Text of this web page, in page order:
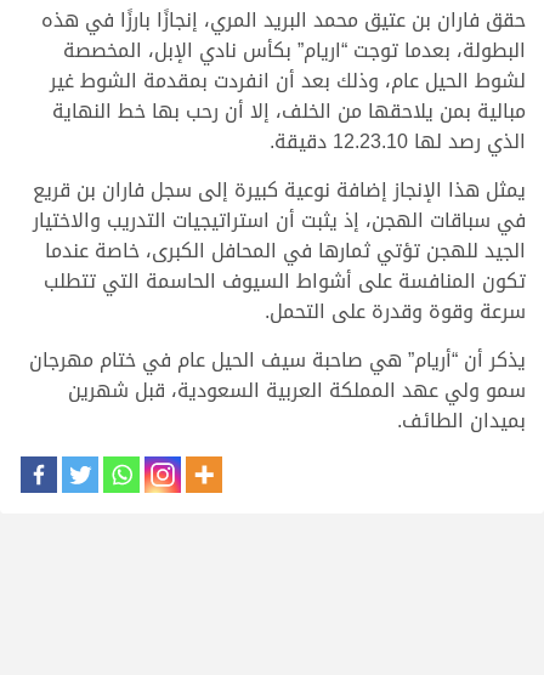
حقق فاران بن عتيق محمد البريد المري، إنجازًا بارزًا في هذه
البطولة، بعدما توجت “اريام” بكأس نادي الإبل، المخصصة
لشوط الحيل عام، وذلك بعد أن انفردت بمقدمة الشوط غير
مبالية بمن يلاحقها من الخلف، إلا أن رحب بها خط النهاية
الذي رصد لها 12.23.10 دقيقة.
يمثل هذا الإنجاز إضافة نوعية كبيرة إلى سجل فاران بن قريع
في سباقات الهجن، إذ يثبت أن استراتيجيات التدريب والاختيار
الجيد للهجن تؤتي ثمارها في المحافل الكبرى، خاصة عندما
تكون المنافسة على أشواط السيوف الحاسمة التي تتطلب
سرعة وقوة وقدرة على التحمل.
يذكر أن “أريام” هي صاحبة سيف الحيل عام في ختام مهرجان
سمو ولي عهد المملكة العربية السعودية، قبل شهرين
بميدان الطائف.